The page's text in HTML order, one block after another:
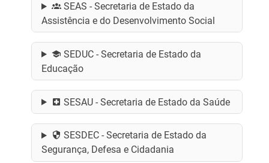
SEAS - Secretaria de Estado da
Assistência e do Desenvolvimento Social
SEDUC - Secretaria de Estado da
Educação
SESAU - Secretaria de Estado da Saúde
SESDEC - Secretaria de Estado da
Segurança, Defesa e Cidadania